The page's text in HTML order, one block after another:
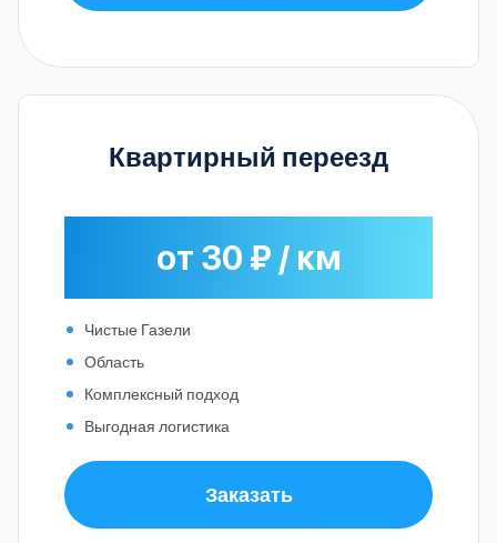
Квартирный переезд
от 30 ₽ / км
Чистые Газели
Область
Комплексный подход
Выгодная логистика
Заказать